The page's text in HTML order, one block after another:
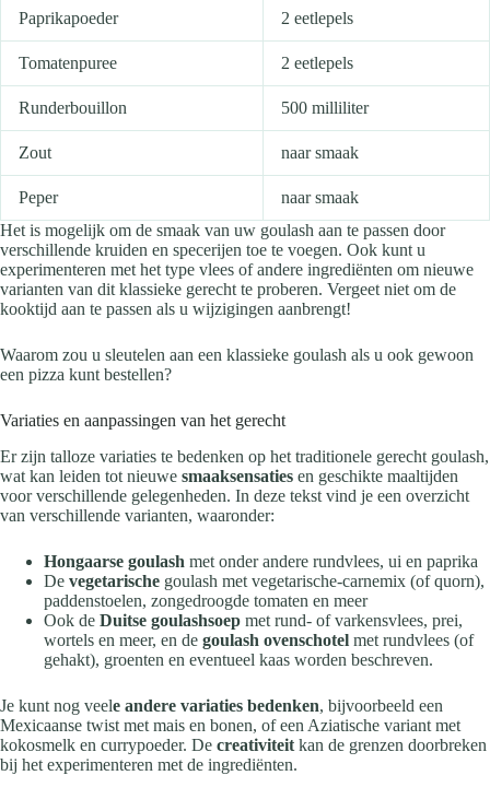
Paprikapoeder 2 eetlepels
Tomatenpuree 2 eetlepels
Runderbouillon 500 milliliter
Zout naar smaak
Peper
naar smaak
Het is mogelijk om de smaak van uw goulash aan te passen door
verschillende kruiden en specerijen toe te voegen. Ook kunt u
experimenteren met het type vlees of andere ingrediënten om nieuwe
varianten van dit klassieke gerecht te proberen. Vergeet niet om de
kooktijd aan te passen als u wijzigingen aanbrengt!
Waarom zou u sleutelen aan een klassieke goulash als u ook gewoon
een pizza kunt bestellen?
Variaties en aanpassingen van het gerecht
Er zijn talloze variaties te bedenken op het traditionele gerecht goulash,
wat kan leiden tot nieuwe smaaksensaties en geschikte maaltijden
voor verschillende gelegenheden. In deze tekst vind je een overzicht
van verschillende varianten, waaronder:
Hongaarse goulash met onder andere rundvlees, ui en paprika
De vegetarische goulash met vegetarische-carnemix (of quorn),
paddenstoelen, zongedroogde tomaten en meer
Ook de Duitse goulashsoep met rund- of varkensvlees, prei,
wortels en meer, en de goulash ovenschotel met rundvlees (of
gehakt), groenten en eventueel kaas worden beschreven.
Je kunt nog veele andere variaties bedenken, bijvoorbeeld een
Mexicaanse twist met mais en bonen, of een Aziatische variant met
kokosmelk en currypoeder. De creativiteit kan de grenzen doorbreken
bij het experimenteren met de ingrediënten.